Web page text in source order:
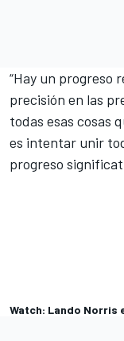
“Hay un progreso
precisión en las
todas esas cosas
es intentar unir
progreso
Watch: Lando Norris